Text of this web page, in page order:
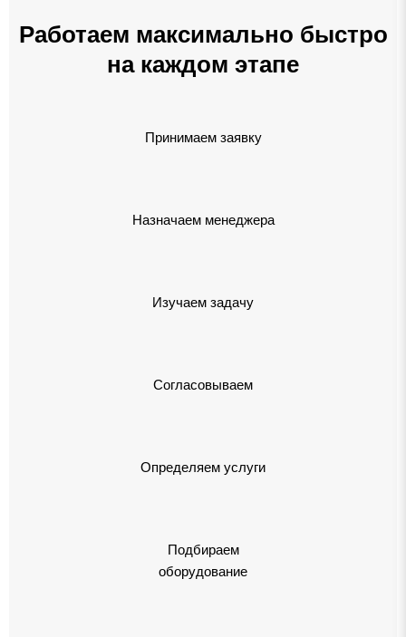
Работаем максимально быстро
на каждом этапе
Принимаем заявку
Назначаем менеджера
Изучаем задачу
Согласовываем
Определяем услуги
Подбираем
оборудование